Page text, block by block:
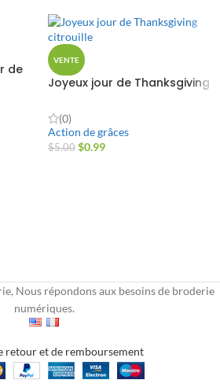
de
VENTE
Joyeux jour de Thanksgiving
(0)
Action de grâces
$5.00 $0.99
Nous répondons aux besoins de broderie
numériques.
retour et de remboursement